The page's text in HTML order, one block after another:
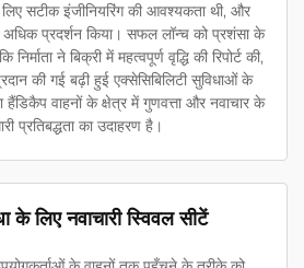
सटीक इंजीनियरिंग की आवश्यकता थी, और
अधिक प्रदर्शन किया। सफल लॉन्च को प्रशंसा के
ने बिक्री में महत्वपूर्ण वृद्धि की रिपोर्ट की,
की गई बढ़ी हुई एक्सेसिबिलिटी सुविधाओं के
हैंडिकैप वाहनों के क्षेत्र में गुणवत्ता और नवाचार के
प्रतिबद्धता का उदाहरण है।
के लिए नवाचारी स्विवल सीटें